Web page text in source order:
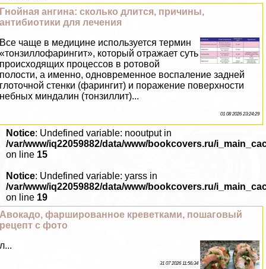
Гнойная ангина: сколько длится, причины,
антибиотики для лечения
Все чаще в медицине используется термин
«тонзиллофарингит», который отражает суть
происходящих процессов в ротовой
полости, а именно, одновременное воспаление задней
глоточной стенки (фарингит) и поражение поверхности
небных миндалин (тонзиллит)...
01 08 2026 23:24:29
Notice: Undefined variable: nooutput in
/var/www/iq22059882/data/www/bookcovers.ru/
on line 15
Notice: Undefined variable: yarss in
/var/www/iq22059882/data/www/bookcovers.ru/
on line 19
Авокадо, фаршированное креветками, пошаговый
рецепт с фото
л...
31 07 2026 11:56:34